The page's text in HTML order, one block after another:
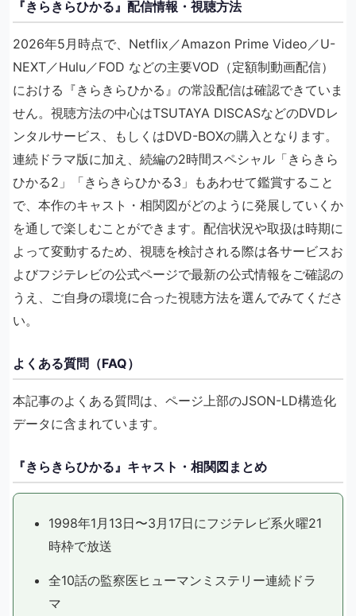
『きらきらひかる』配信情報・視聴方法
2026年5月時点で、Netflix／Amazon Prime Video／U-
NEXT／Hulu／FOD などの主要VOD（定額制動画配信）
における『きらきらひかる』の常設配信は確認できていま
せん。視聴方法の中心はTSUTAYA DISCASなどのDVDレ
ンタルサービス、もしくはDVD-BOXの購入となります。
連続ドラマ版に加え、続編の2時間スペシャル「きらきら
ひかる2」「きらきらひかる3」もあわせて鑑賞すること
で、本作のキャスト・相関図がどのように発展していくか
を通しで楽しむことができます。配信状況や取扱は時期に
よって変動するため、視聴を検討される際は各サービスお
よびフジテレビの公式ページで最新の公式情報をご確認の
うえ、ご自身の環境に合った視聴方法を選んでみてくださ
い。
よくある質問（FAQ）
本記事のよくある質問は、ページ上部のJSON-LD構造化
データに含まれています。
『きらきらひかる』キャスト・相関図まとめ
1998年1月13日〜3月17日にフジテレビ系火曜21
時枠で放送
全10話の監察医ヒューマンミステリー連続ドラ
マ